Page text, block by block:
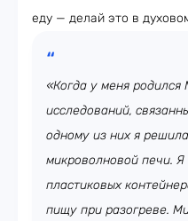
еду — делай это в
«Когда у меня родился
исследований,
одному из них я
микроволновой печи. Я
пластиковых
пищу при разогреве.